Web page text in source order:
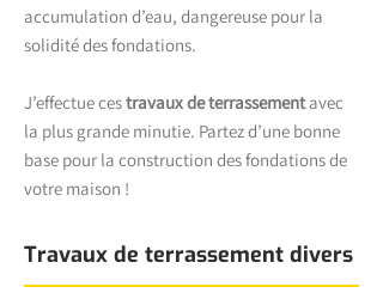
accumulation d’eau, dangereuse pour la
solidité des fondations.
J’effectue cestravaux de terrassementavec
la plus grande minutie. Partez d’une bonne
base pour la construction des fondations de
votre maison !
Travaux de terrassement divers